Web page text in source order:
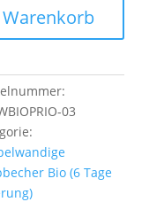
Warenkorb
03
Bio (6 Tage